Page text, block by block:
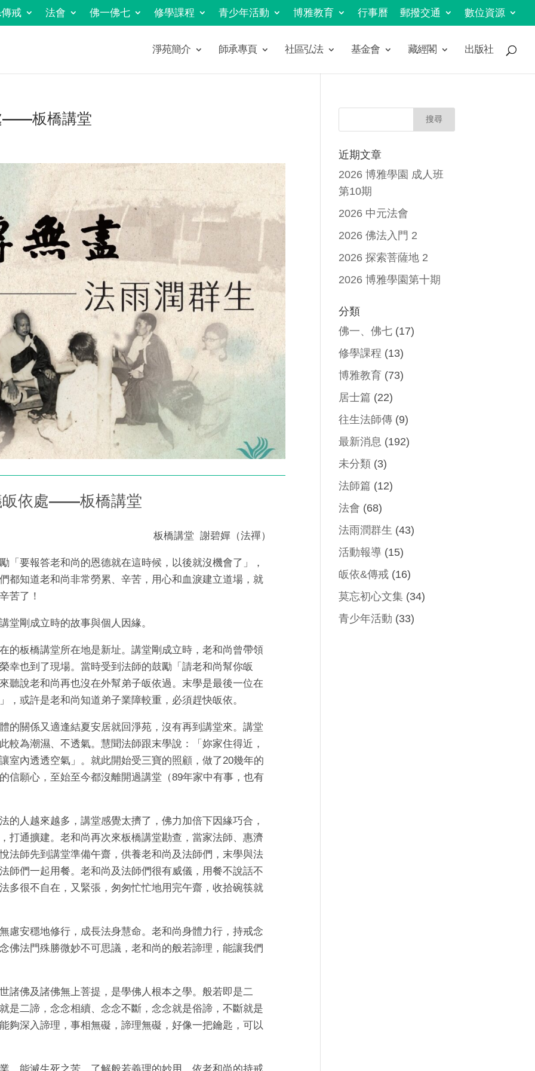
戒 法會 佛一佛七 修學課程 青少年活動 博雅教育 行事曆 郵撥交通 數位資源
淨苑簡介 師承專頁 社區弘法 基金會 藏經閣 出版社
——板橋講堂
皈依處——板橋講堂
板橋講堂 謝碧嬋（法禪）
「要報答老和尚的恩德就在這時候，以後就沒機會了」，
都知道老和尚非常勞累、辛苦，用心和血淚建立道場，就
苦了！
堂剛成立時的故事與個人因緣。
的板橋講堂所在地是新址。講堂剛成立時，老和尚曾帶領
幸也到了現場。當時受到法師的鼓勵「請老和尚幫你皈
聽說老和尚再也沒在外幫弟子皈依過。末學是最後一位在
，或許是老和尚知道弟子業障較重，必須趕快皈依。
的關係又適逢結夏安居就回淨苑，沒有再到講堂來。講堂
較為潮濕、不透氣。慧聞法師跟末學說：「妳家住得近，
室內透透空氣」。就此開始受三寶的照顧，做了20幾年的
信願心，至始至今都沒離開過講堂（89年家中有事，也有
的人越來越多，講堂感覺太擠了，佛力加倍下因緣巧合，
打通擴建。老和尚再次來板橋講堂勘查，當家法師、惠濟
法師先到講堂準備午齋，供養老和尚及法師們，末學與法
師們一起用餐。老和尚及法師們很有威儀，用餐不說話不
多很不自在，又緊張，匆匆忙忙地用完午齋，收拾碗筷就
慮安穩地修行，成長法身慧命。老和尚身體力行，持戒念
佛法門殊勝微妙不可思議，老和尚的般若諦理，能讓我們
諸佛及諸佛無上菩提，是學佛人根本之學。般若即是二
是二諦，念念相續、念念不斷，念念就是俗諦，不斷就是
夠深入諦理，事相無礙，諦理無礙，好像一把鑰匙，可以
，能滅生死之苦，了解般若義理的妙用，依老和尚的持戒
近期文章
2026 博雅學園 成人班
第10期
2026 中元法會
2026 佛法入門 2
2026 探索菩薩地 2
2026 博雅學園第十期
分類
佛一、佛七 (17)
修學課程 (13)
博雅教育 (73)
居士篇 (22)
往生法師傳 (9)
最新消息 (192)
未分類 (3)
法師篇 (12)
法會 (68)
法雨潤群生 (43)
活動報導 (15)
皈依&傳戒 (16)
莫忘初心文集 (34)
青少年活動 (33)